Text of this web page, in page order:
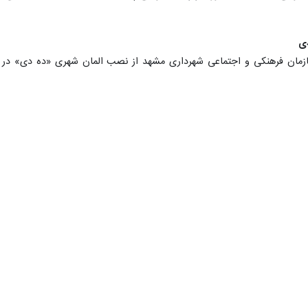
در قالبی مجزا جمع‌بندی و منتشر می‌شود که از زمان انتشار تا آخر وقت
هفت قاچاقچی